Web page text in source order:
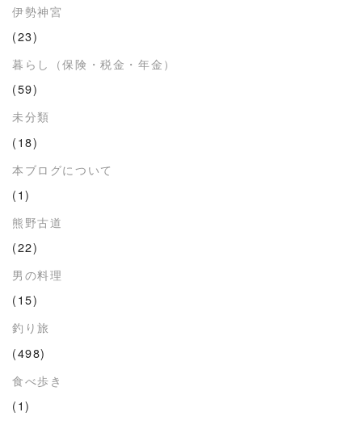
伊勢神宮
(23)
暮らし（保険・税金・年金）
(59)
未分類
(18)
本ブログについて
(1)
熊野古道
(22)
男の料理
(15)
釣り旅
(498)
食べ歩き
(1)